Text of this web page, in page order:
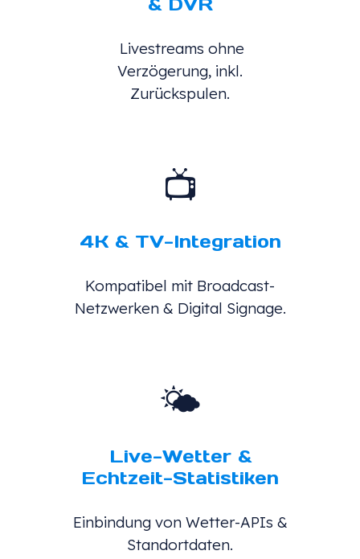
Livestreams ohne
Verzögerung, inkl.
Zurückspulen.
📺
4K & TV-Integration
Kompatibel mit Broadcast-
Netzwerken & Digital Signage.
🌤
Live-Wetter &
Echtzeit-Statistiken
Einbindung von Wetter-APIs &
Standortdaten.